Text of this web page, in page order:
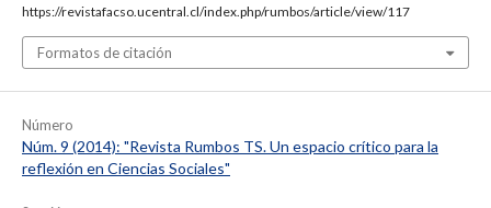
https://revistafacso.ucentral.cl/index.php/rumbos/article/view/117
Formatos de citación
Número
Núm. 9 (2014): "Revista Rumbos TS. Un espacio crítico para la
reflexión en Ciencias Sociales"